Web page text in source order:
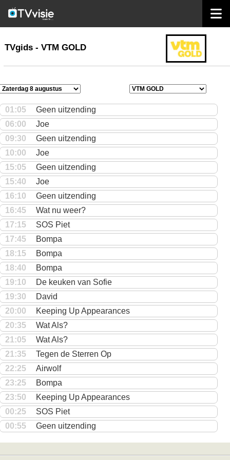
TVgids
TVgids - VTM GOLD
01:05
Geen uitzending
06:00
Joe
09:30
Geen uitzending
10:00
Joe
15:05
Geen uitzending
15:40
Joe
16:10
Geen uitzending
16:45
Wat nu weer?
17:15
SOS Piet
17:45
Bompa
18:15
Bompa
18:40
Bompa
19:10
De keuken van Sofie
19:30
David
20:00
Keeping Up Appearances
20:35
Wat Als?
21:05
Wat Als?
21:35
Tegen de Sterren Op
22:25
Airwolf
23:25
Bompa
23:50
Keeping Up Appearances
00:25
SOS Piet
00:55
Geen uitzending